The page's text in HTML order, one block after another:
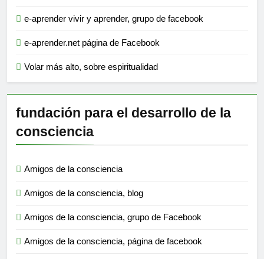
e-aprender vivir y aprender, grupo de facebook
e-aprender.net página de Facebook
Volar más alto, sobre espiritualidad
fundación para el desarrollo de la
consciencia
Amigos de la consciencia
Amigos de la consciencia, blog
Amigos de la consciencia, grupo de Facebook
Amigos de la consciencia, página de facebook